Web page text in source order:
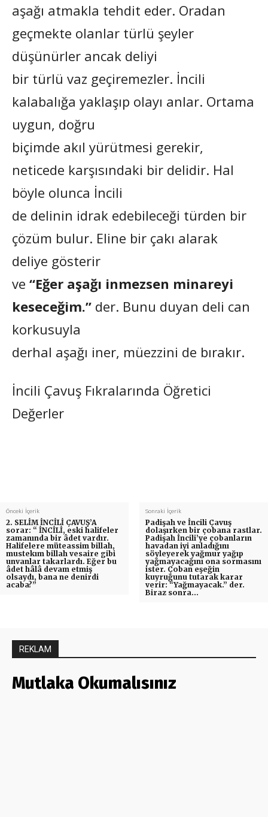
aşağı atmakla tehdit eder. Oradan
geçmekte olanlar türlü şeyler
düşünürler ancak deliyi
bir türlü vaz geçiremezler. İncili
kalabalığa yaklaşıp olayı anlar. Ortama
uygun, doğru
biçimde akıl yürütmesi gerekir,
neticede karşısındaki bir delidir. Hal
böyle olunca İncili
de delinin idrak edebileceği türden bir
çözüm bulur. Eline bir çakı alarak
deliye gösterir
ve “Eğer aşağı inmezsen minareyi
keseceğim.” der. Bunu duyan deli can
korkusuyla
derhal aşağı iner, müezzini de bırakır.
İncili Çavuş Fıkralarında Öğretici
Değerler
Önceki İçerik
2. SELİM İNCİLİ ÇAVUŞ’A
sorar: “ İNCİLİ, eski halifeler
zamanında bir âdet vardır.
Halifelere müteassim billah,
mustekım billah vesaire gibi
unvanlar takarlardı. Eğer bu
âdet hâlâ devam etmiş
olsaydı, bana ne denirdi
acaba?”
Sonraki İçerik
Padişah ve İncili Çavuş
dolaşırken bir çobana rastlar.
Padişah İncili’ye çobanların
havadan iyi anladığını
söyleyerek yağmur yağıp
yağmayacağını ona sormasını
ister. Çoban eşeğin
kuyruğunu tutarak karar
verir: “Yağmayacak.” der.
Biraz sonra…
REKLAM
Mutlaka Okumalısınız